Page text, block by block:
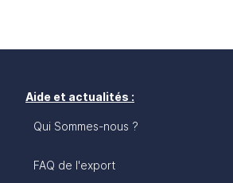
Aide et actualités :
Qui Sommes-nous ?
FAQ de l'export